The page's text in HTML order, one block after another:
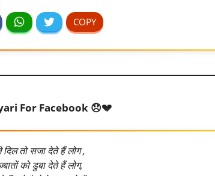
For Facebook 😞💔
तो सजा देते हैं लोग ,
को डुबा देते हैं लोग,